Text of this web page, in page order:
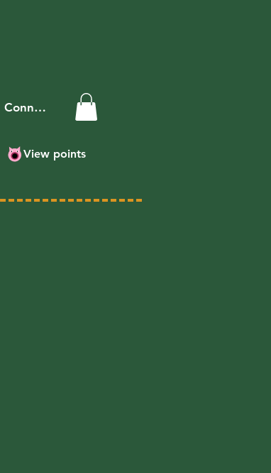
Connexion
View points